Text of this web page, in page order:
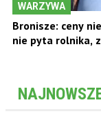
WARZYWA
Bronisze: ceny
nie pyta rolnika,